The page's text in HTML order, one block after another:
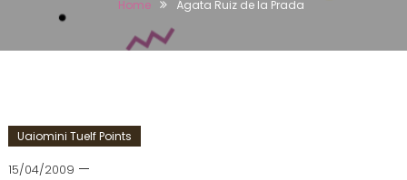
Home Ágata Ruiz de la Prada
Uaiomini Tuelf Points
15/04/2009